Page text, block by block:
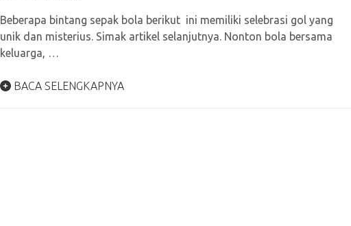
Beberapa bintang sepak bola berikut ini memiliki selebrasi gol yang
unik dan misterius. Simak artikel selanjutnya. Nonton bola bersama
keluarga, …
BACA SELENGKAPNYA